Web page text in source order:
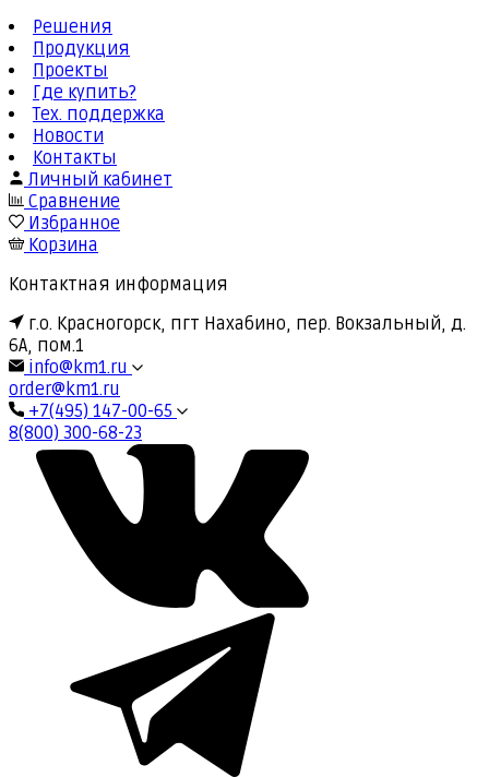
Решения
Продукция
Проекты
Где купить?
Тех. поддержка
Новости
Контакты
Личный кабинет
Сравнение
Избранное
Корзина
Контактная информация
г.о. Красногорск, пгт Нахабино, пер. Вокзальный, д.
6А, пом.1
info@km1.ru
order@km1.ru
+7(495) 147-00-65
8(800) 300-68-23